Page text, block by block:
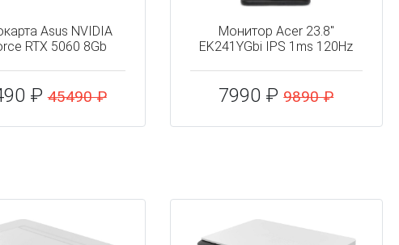
Asus NVIDIA
RTX 5060 8Gb
₽45490 ₽
Монитор Acer 23.8"
EK241YGbi IPS 1ms 120Hz
7990 ₽9890 ₽